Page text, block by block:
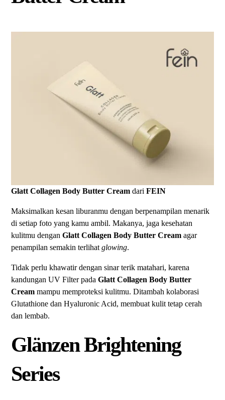
Glatt Collagen Body Butter Cream dariFEIN
Maksimalkan kesan liburanmu dengan berpenampilan menarik
di setiap foto yang kamu ambil. Makanya, jaga kesehatan
kulitmu denganGlatt Collagen Body Butter Cream agar
penampilan semakin terlihatglowing.
Tidak perlu khawatir dengan sinar terik matahari, karena
kandungan UV Filter padaGlatt Collagen Body Butter
Cream mampu memproteksi kulitmu. Ditambah kolaborasi
Glutathione dan Hyaluronic Acid, membuat kulit tetap cerah
dan lembab.
Glänzen Brightening
Series